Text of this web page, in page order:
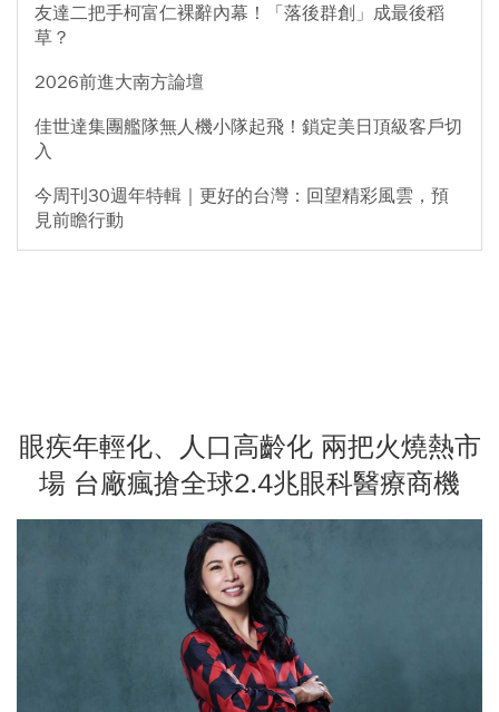
友達二把手柯富仁裸辭內幕！「落後群創」成最後稻
草？
2026前進大南方論壇
佳世達集團艦隊無人機小隊起飛！鎖定美日頂級客戶切
入
今周刊30週年特輯｜更好的台灣：回望精彩風雲，預
見前瞻行動
眼疾年輕化、人口高齡化 兩把火燒熱市
場 台廠瘋搶全球2.4兆眼科醫療商機